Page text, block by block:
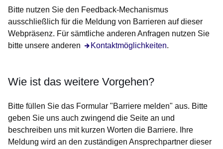
Bitte nutzen Sie den Feedback-Mechanismus
ausschließlich für die Meldung von Barrieren auf dieser
Webpräsenz. Für sämtliche anderen Anfragen nutzen Sie
bitte unsere anderen
Kontaktmöglichkeiten
Öffnet sich in einem neuen Fenster
.
Wie ist das weitere Vorgehen?
Bitte füllen Sie das Formular "Barriere melden" aus. Bitte
geben Sie uns auch zwingend die Seite an und
beschreiben uns mit kurzen Worten die Barriere. Ihre
Meldung wird an den zuständigen Ansprechpartner dieser